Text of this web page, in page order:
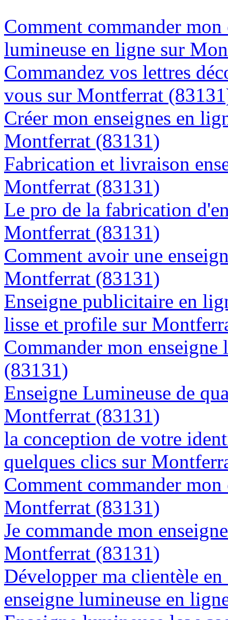
Comment commander
lumineuse en ligne sur
Commandez vos lettres
vous sur Montferrat
Créer mon enseignes en
Montferrat (83131)
Fabrication et livraison
Montferrat (83131)
Le pro de la fabrication
Montferrat (83131)
Comment avoir une
Montferrat (83131)
Enseigne publicitaire en
lisse et profile sur
Commander mon
(83131)
Enseigne Lumineuse de
Montferrat (83131)
la conception de votre
quelques clics sur
Comment commander
Montferrat (83131)
Je commande mon
Montferrat (83131)
Développer ma clientèle
enseigne lumineuse en